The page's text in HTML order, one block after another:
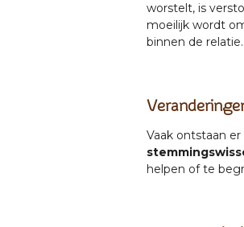
worstelt, is
moeilijk wordt
binnen de relatie.
Vaak ontstaan
helpen of te